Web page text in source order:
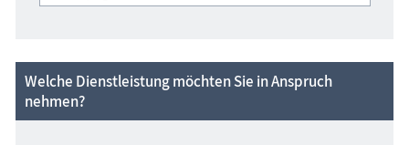
Welche Dienstleistung möchten Sie in Anspruch
nehmen?